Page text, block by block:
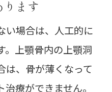
ります
い場合は、人工的に
。上顎骨内の上顎洞
は、骨が薄くなって
療ができません。